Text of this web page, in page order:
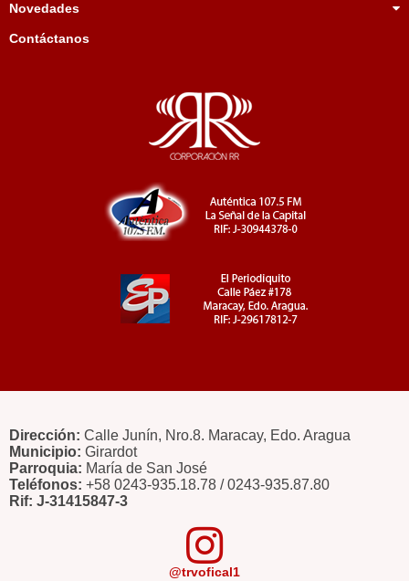
Novedades
Contáctanos
Dirección: Calle Junín, Nro.8. Maracay, Edo. Aragua
Municipio: Girardot
Parroquia: María de San José
Teléfonos: +58 0243-935.18.78 / 0243-935.87.80
Rif: J-31415847-3
@trvofical1